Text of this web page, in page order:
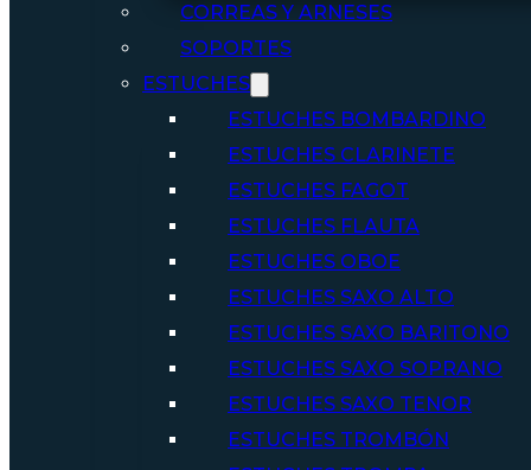
CORREAS Y ARNESES
SOPORTES
ESTUCHES
ESTUCHES BOMBARDINO
ESTUCHES CLARINETE
ESTUCHES FAGOT
ESTUCHES FLAUTA
ESTUCHES OBOE
ESTUCHES SAXO ALTO
ESTUCHES SAXO BARITONO
ESTUCHES SAXO SOPRANO
ESTUCHES SAXO TENOR
ESTUCHES TROMBÓN